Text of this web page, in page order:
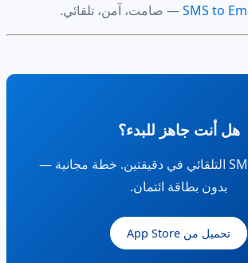
— صامت، آمن، تلقائي.
هل أنت جاهز للبدء؟
إعداد تحويل SMS التلقائي في دقيقتين. خطة مجانية —
بدون بطاقة ائتمان.
تحميل من App Store